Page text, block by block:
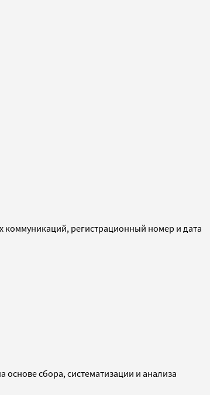
коммуникаций, регистрационный номер и дата
сбора, систематизации и анализа